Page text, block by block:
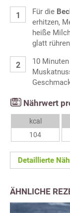
Für die
erhitzen,
heiße
glatt
10
Nährwert
kcal
104
Detaillierte
ÄHNLICHE